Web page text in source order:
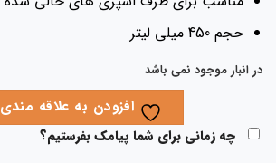
حجم 450 میلی لیتر
انبار موجود نمی باشد
افزودن به علاقه مندی ها
چه زمانی برای شما پیامک بفرستیم؟